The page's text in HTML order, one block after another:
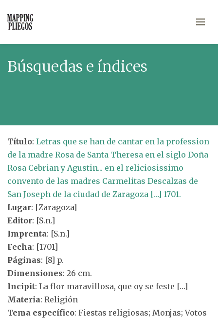
Búsquedas e índices
Título: Letras que se han de cantar en la profession
de la madre Rosa de Santa Theresa en el siglo Doña
Rosa Cebrian y Agustin... en el reliciosissimo
convento de las madres Carmelitas Descalzas de
San Joseph de la ciudad de Zaragoza […] 1701.
Lugar: [Zaragoza]
Editor: [S.n.]
Imprenta: [S.n.]
Fecha: [1701]
Páginas: [8] p.
Dimensiones: 26 cm.
Incipit: La flor maravillosa, que oy se feste […]
Materia: Religión
Tema específico: Fiestas religiosas; Monjas; Votos